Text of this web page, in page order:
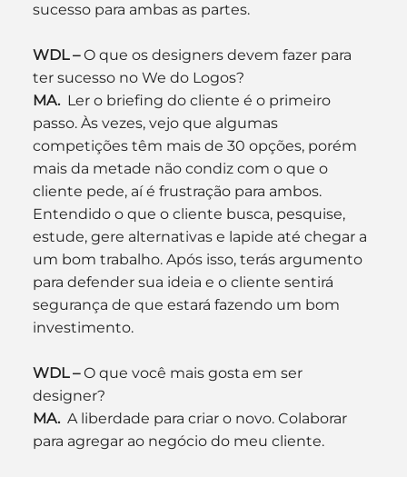
sucesso para ambas as partes.
WDL – O que os designers devem fazer para
ter sucesso no We do Logos?
MA. Ler o briefing do cliente é o primeiro
passo. Às vezes, vejo que algumas
competições têm mais de 30 opções, porém
mais da metade não condiz com o que o
cliente pede, aí é frustração para ambos.
Entendido o que o cliente busca, pesquise,
estude, gere alternativas e lapide até chegar a
um bom trabalho. Após isso, terás argumento
para defender sua ideia e o cliente sentirá
segurança de que estará fazendo um bom
investimento.
WDL – O que você mais gosta em ser
designer?
MA. A liberdade para criar o novo. Colaborar
para agregar ao negócio do meu cliente.